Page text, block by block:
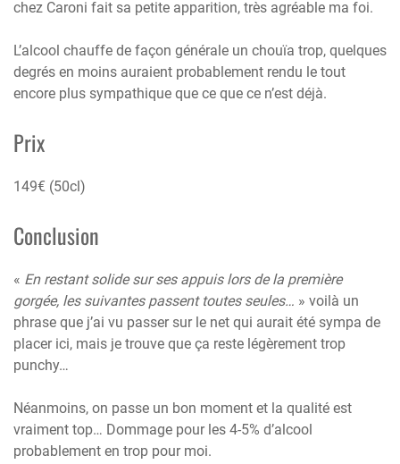
chez Caroni fait sa petite apparition, très agréable ma foi.
L’alcool chauffe de façon générale un chouïa trop, quelques
degrés en moins auraient probablement rendu le tout
encore plus sympathique que ce que ce n’est déjà.
Prix
149€ (50cl)
Conclusion
« En restant solide sur ses appuis lors de la première
gorgée, les suivantes passent toutes seules… » voilà un
phrase que j’ai vu passer sur le net qui aurait été sympa de
placer ici, mais je trouve que ça reste légèrement trop
punchy…
Néanmoins, on passe un bon moment et la qualité est
vraiment top… Dommage pour les 4-5% d’alcool
probablement en trop pour moi.